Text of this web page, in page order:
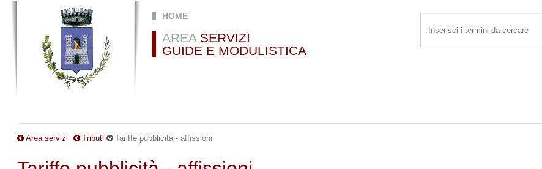
Salta al contenuto principale
HOME
AREASERVIZI
GUIDE E MODULISTICA
Area servizi Tributi Tariffe pubblicità - affissioni